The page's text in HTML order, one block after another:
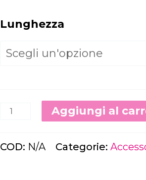
Lunghezza
alta
quantità
Aggiungi al
COD: N/A Categorie: